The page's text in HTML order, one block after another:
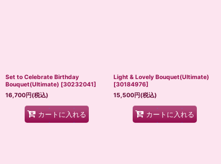
Set to Celebrate Birthday
Bouquet(Ultimate) [30232041]
16,700円(税込)
カートに入れる
Light & Lovely Bouquet(Ultimate)
[30184976]
15,500円(税込)
カートに入れる